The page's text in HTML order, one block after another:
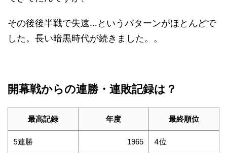
その後後半戦で失速…というパターンがほとんどで
した。長い暗黒時代が続きました。。
開幕戦からの連勝・連敗記録は？
最高記録 年度 最終順位
5連勝 1965 4位